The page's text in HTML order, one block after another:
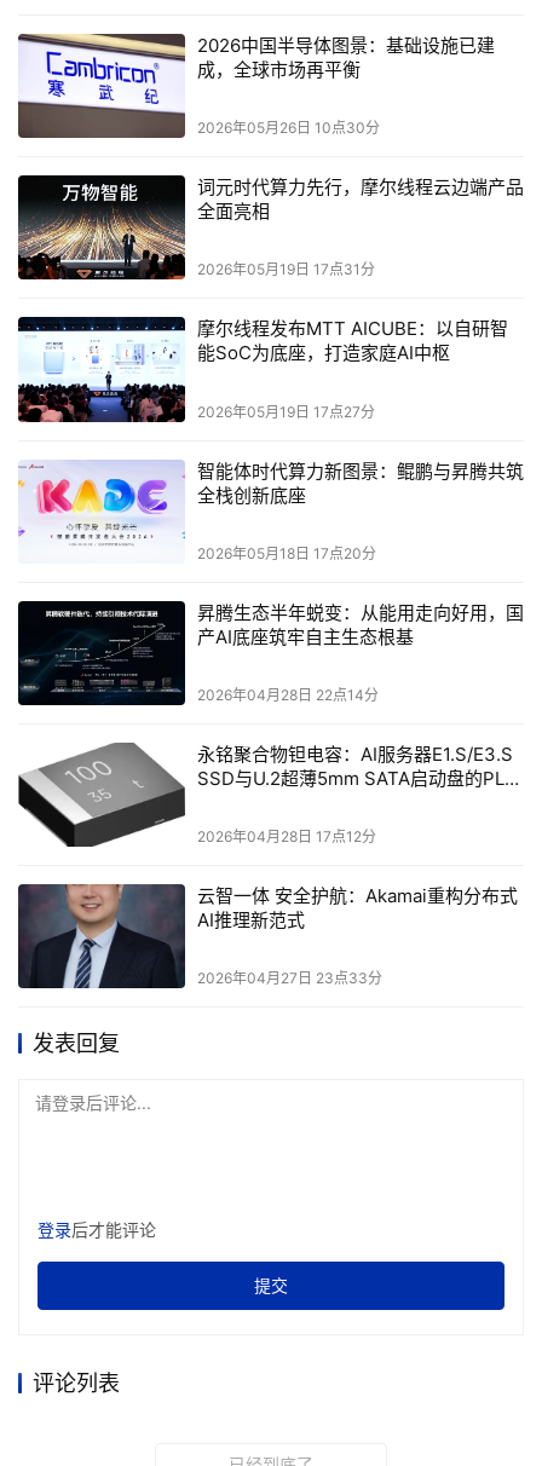
本文来源于DOIT传媒，文章内容仅供参考，不构成投资建议。
2026中国半导体图景：基础设施已建
成，全球市场再平衡
2026年05月26日 10点30分
词元时代算力先行，摩尔线程云边端产品
全面亮相
2026年05月19日 17点31分
摩尔线程发布MTT AICUBE：以自研智
能SoC为底座，打造家庭AI中枢
2026年05月19日 17点27分
智能体时代算力新图景：鲲鹏与昇腾共筑
全栈创新底座
2026年05月18日 17点20分
昇腾生态半年蜕变：从能用走向好用，国
产AI底座筑牢自主生态根基
2026年04月28日 22点14分
永铭聚合物钽电容：AI服务器E1.S/E3.S
SSD与U.2超薄5mm SATA启动盘的PLP
2026年04月28日 17点12分
云智一体 安全护航：Akamai重构分布式
AI推理新范式
2026年04月27日 23点33分
发表回复
请登录后评论...
登录后才能评论
提交
评论列表